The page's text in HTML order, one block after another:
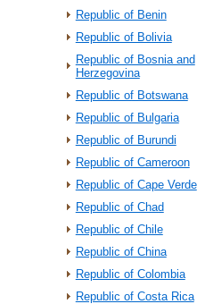
Republic of Benin
Republic of Bolivia
Republic of Bosnia and
Herzegovina
Republic of Botswana
Republic of Bulgaria
Republic of Burundi
Republic of Cameroon
Republic of Cape Verde
Republic of Chad
Republic of Chile
Republic of China
Republic of Colombia
Republic of Costa Rica